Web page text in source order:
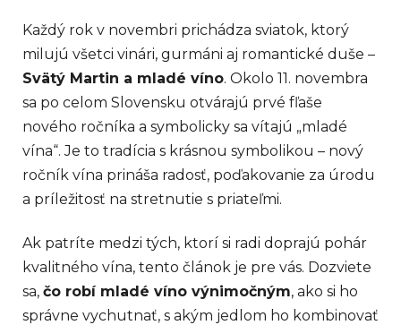
Každý rok v novembri prichádza sviatok, ktorý
milujú všetci vinári, gurmáni aj romantické duše –
Svätý Martin a mladé víno. Okolo 11. novembra
sa po celom Slovensku otvárajú prvé fľaše
nového ročníka a symbolicky sa vítajú „mladé
vína“. Je to tradícia s krásnou symbolikou – nový
ročník vína prináša radosť, poďakovanie za úrodu
a príležitosť na stretnutie s priateľmi.
Ak patríte medzi tých, ktorí si radi doprajú pohár
kvalitného vína, tento článok je pre vás. Dozviete
sa, čo robí mladé víno výnimočným, ako si ho
správne vychutnať, s akým jedlom ho kombinovať